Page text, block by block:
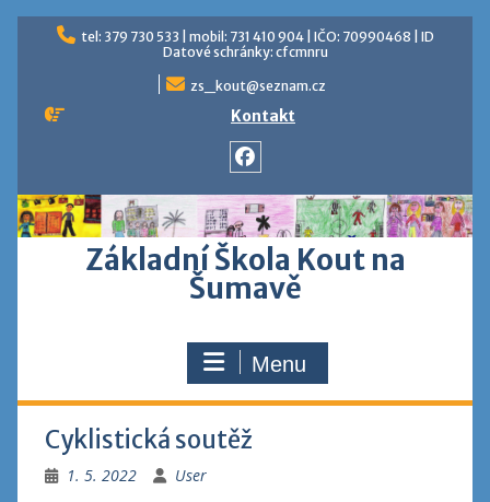
Skip
tel: 379 730 533 | mobil: 731 410 904 | IČO: 70990468 | ID
Datové schránky: cfcmnru
zs_kout@seznam.cz
Kontakt
Základní Škola Kout na
Šumavě
Menu
Cyklistická soutěž
1. 5. 2022 User